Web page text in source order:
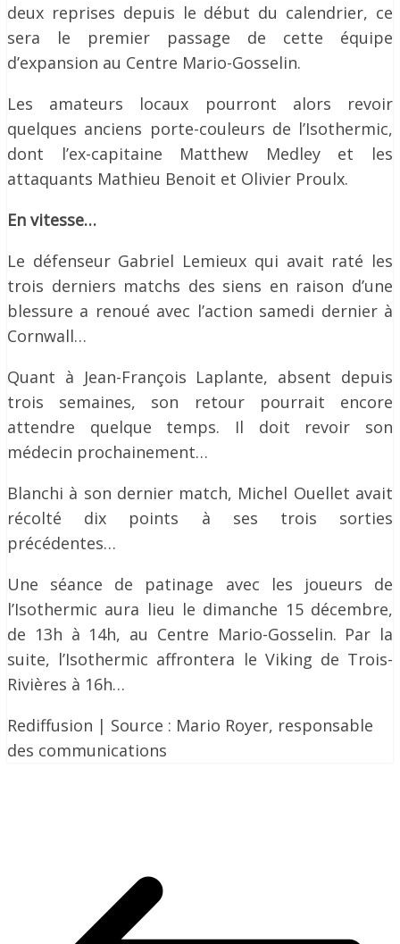
deux reprises depuis le début du calendrier, ce
sera le premier passage de cette équipe
d’expansion au Centre Mario-Gosselin.
Les amateurs locaux pourront alors revoir
quelques anciens porte-couleurs de l’Isothermic,
dont l’ex-capitaine Matthew Medley et les
attaquants Mathieu Benoit et Olivier Proulx.
En vitesse…
Le défenseur Gabriel Lemieux qui avait raté les
trois derniers matchs des siens en raison d’une
blessure a renoué avec l’action samedi dernier à
Cornwall…
Quant à Jean-François Laplante, absent depuis
trois semaines, son retour pourrait encore
attendre quelque temps. Il doit revoir son
médecin prochainement…
Blanchi à son dernier match, Michel Ouellet avait
récolté dix points à ses trois sorties
précédentes…
Une séance de patinage avec les joueurs de
l’Isothermic aura lieu le dimanche 15 décembre,
de 13h à 14h, au Centre Mario-Gosselin. Par la
suite, l’Isothermic affrontera le Viking de Trois-
Rivières à 16h…
Rediffusion | Source : Mario Royer, responsable
des communications